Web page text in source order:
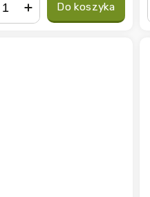
Do koszyka